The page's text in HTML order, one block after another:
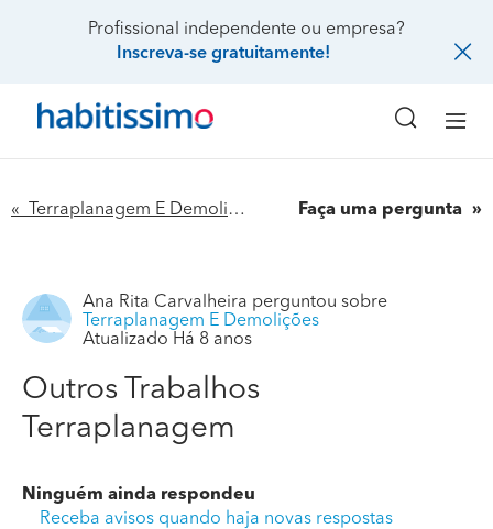
Profissional independente ou empresa?
Inscreva-se gratuitamente!
« Terraplanagem E Demolições Faça uma pergunta
Ana Rita Carvalheira perguntou sobre
Terraplanagem E Demolições
Atualizado Há 8 anos
Outros Trabalhos
Terraplanagem
Ninguém ainda respondeu
Receba avisos quando haja novas respostas